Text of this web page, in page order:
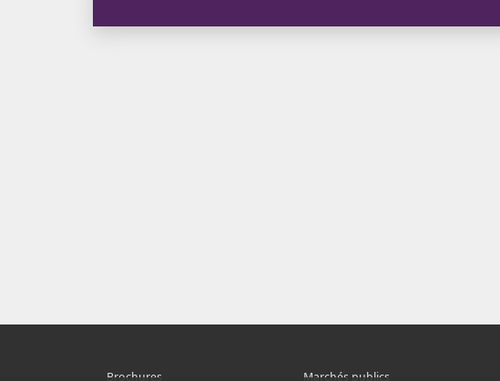
Brochures Marchés publics